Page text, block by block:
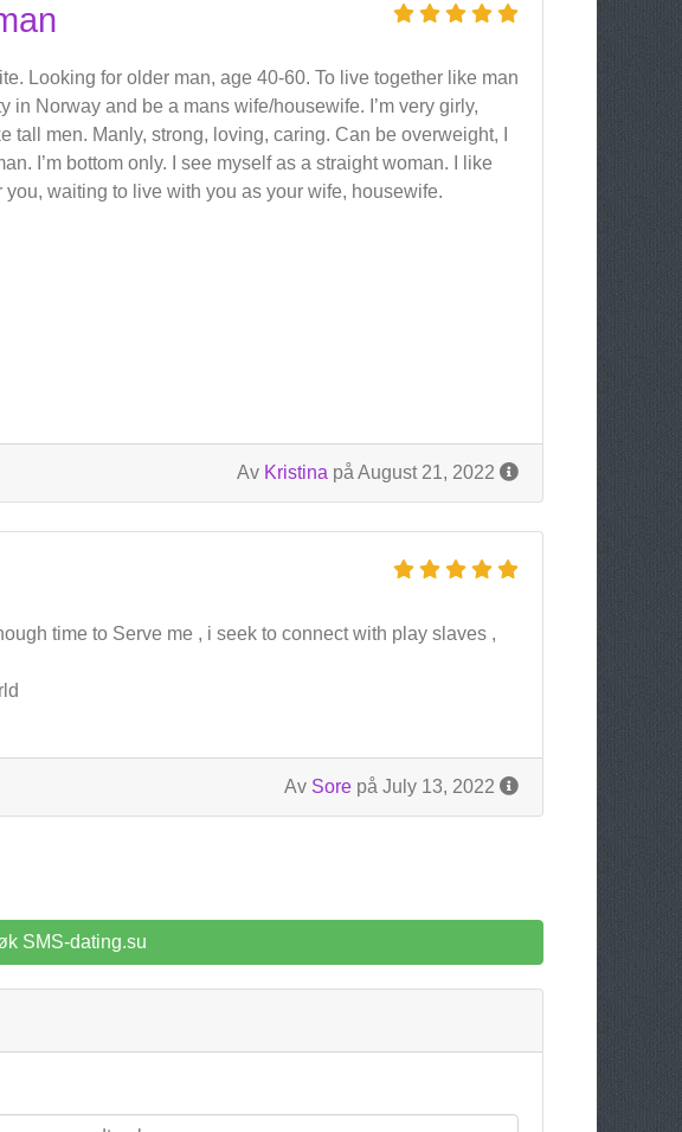
Looking for older man, age 40-60. To live together like man
Norway and be a mans wife/housewife. I’m very girly,
tall men. Manly, strong, loving, caring. Can be overweight, I
I’m bottom only. I see myself as a straight woman. I like
waiting to live with you as your wife, housewife.
Av Kristina på August 21, 2022
time to Serve me , i seek to connect with play slaves ,
Av Sore på July 13, 2022
SMS-dating.su